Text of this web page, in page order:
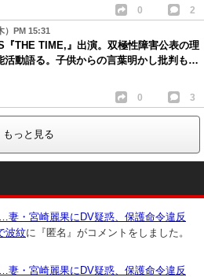
0 2
）PM 15:31
『THE TIME,』出演。双極性障害公表の理
活動語る。子供からの言葉明かし批判も…
0 3
もっと見る
妻・宮崎麗果にDV疑惑、保護命令違反
波紋に『匿名』がコメントをしました。
妻・宮崎麗果にDV疑惑、保護命令違反